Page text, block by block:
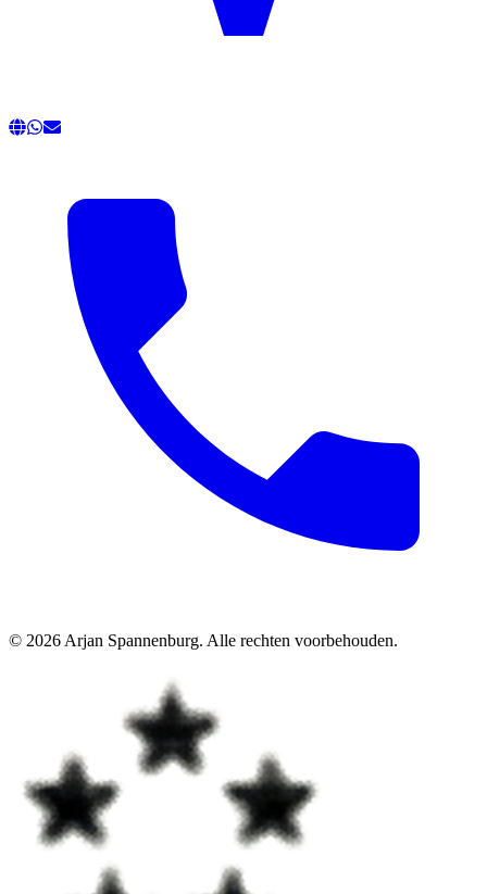
© 2026 Arjan Spannenburg. Alle rechten voorbehouden.